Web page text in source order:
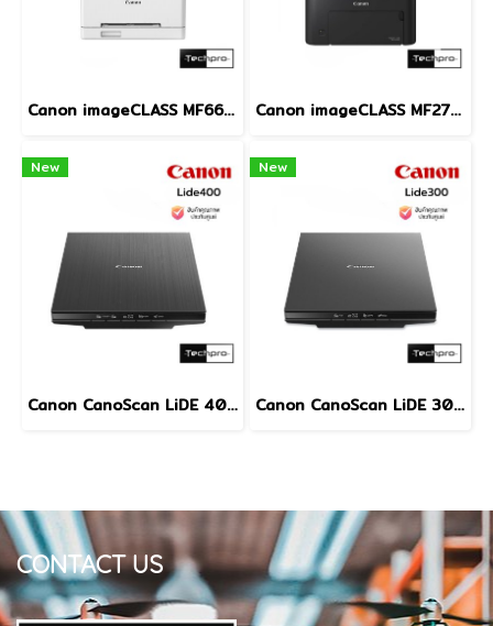
Canon imageCLASS MF667Cx Color Laser All-in-One Printer Print Scan Copy Fax Duplex Scan Wi-Fi Gigabit LAN A4 เครื่องพิมพ์เลเซอร์สี Canon imageCLASS MF275dw Wireless Monochrome Laser All-in-One Printer Print Scan Copy Fax ADF Auto Duplex Wi-Fi LAN A4 เครื่องพิมพ์เลเซอร์ขาวดำ
New
Canon CanoScan LiDE 400 Flatbed Scanner A4 4800dpi USB Type-C Document & Photo Scanner เครื่องสแกนเอกสารและรูปภาพ
New
Canon CanoScan LiDE 300 Flatbed Scanner A4 2400dpi USB Document & Photo Scanner เครื่องสแกนเอกสารและรูปภาพ
CONTACT US